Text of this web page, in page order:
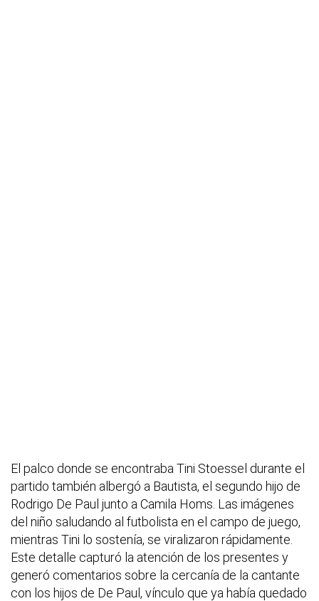
El palco donde se encontraba Tini Stoessel durante el
partido también albergó a Bautista, el segundo hijo de
Rodrigo De Paul junto a Camila Homs. Las imágenes
del niño saludando al futbolista en el campo de juego,
mientras Tini lo sostenía, se viralizaron rápidamente.
Este detalle capturó la atención de los presentes y
generó comentarios sobre la cercanía de la cantante
con los hijos de De Paul, vínculo que ya había quedado